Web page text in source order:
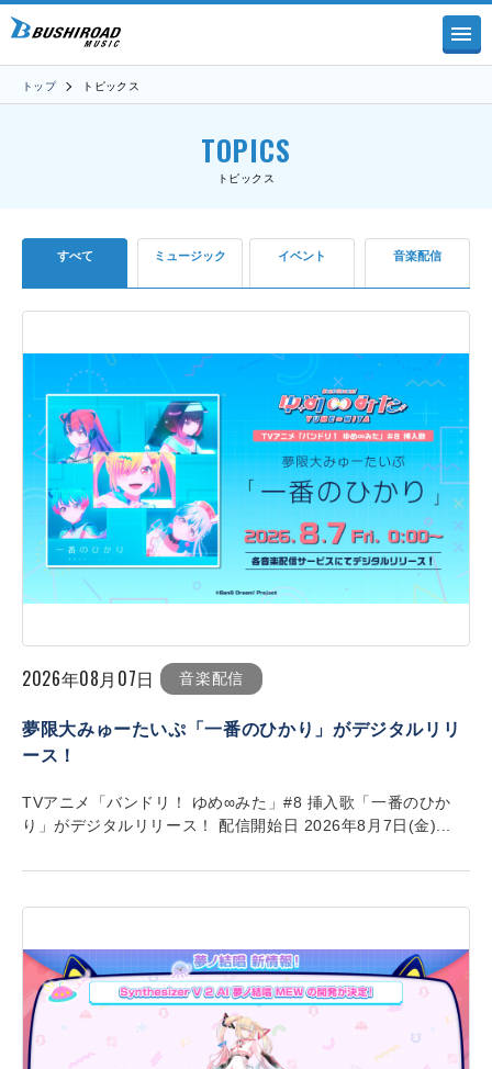
トップ トピックス
TOPICS
トピックス
すべて ミュージック イベント 音楽配信
2026年08月07日 音楽配信
夢限大みゅーたいぷ「一番のひかり」がデジタルリリ
ース！
TVアニメ「バンドリ！ ゆめ∞みた」#8 挿入歌「一番のひか
り」がデジタルリリース！ 配信開始日 2026年8月7日(金)...